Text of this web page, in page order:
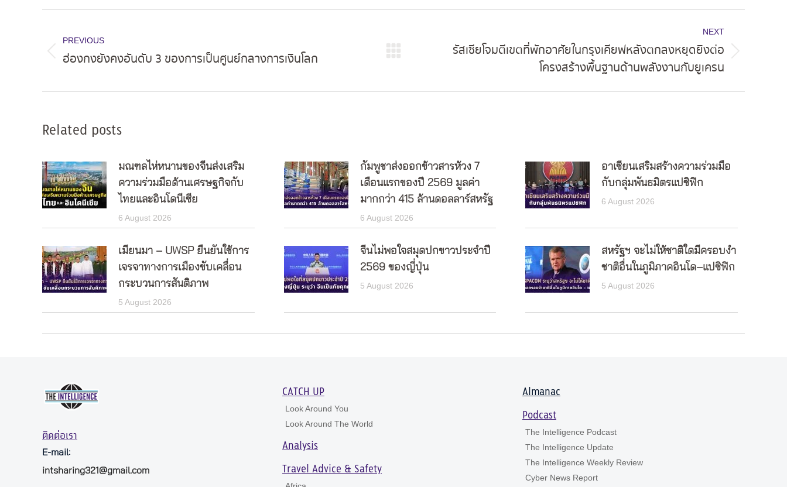
navigation
PREVIOUS
Previous
ฮ่องกงยังคงอันดับ 3 ของการเป็นศูนย์กลางการเงินโลก
NEXT
รัสเซียโจมตีเขตที่พักอาศัยในกรุงเคียฟหลังตกลงหยุดยิงต่อ
โครงสร้างพื้นฐานด้านพลังงานกับยูเครน
Related posts
มณฑลไห่หนานของจีนส่งเสริม
ความร่วมมือด้านเศรษฐกิจกับ
ไทยและอินโดนีเซีย
6 August 2026
กัมพูชาส่งออกข้าวสารห้วง 7
เดือนแรกของปี 2569 มูลค่า
มากกว่า 415 ล้านดอลลาร์สหรัฐ
6 August 2026
อาเซียนเสริมสร้างความร่วมมือ
กับกลุ่มพันธมิตรแปซิฟิก
6 August 2026
เมียนมา – UWSP ยืนยันใช้การ
เจรจาทางการเมืองขับเคลื่อน
กระบวนการสันติภาพ
5 August 2026
จีนไม่พอใจสมุดปกขาวประจำปี
2569 ของญี่ปุ่น
5 August 2026
สหรัฐฯ จะไม่ให้ชาติใดมีครอบงำ
ชาติอื่นในภูมิภาคอินโด–แปซิฟิก
5 August 2026
ติดต่อเรา
E-mail:
intsharing321@gmail.com
CATCH UP
Look Around You
Look Around The World
Analysis
Travel Advice & Safety
Almanac
Podcast
The Intelligence Podcast
The Intelligence Update
The Intelligence Weekly Review
Cyber News Report